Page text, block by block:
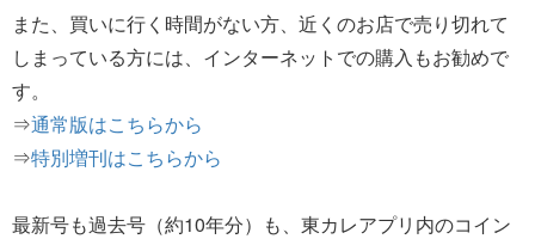
また、買いに行く時間がない方、近くのお店で売り切れて
しまっている方には、インターネットでの購入もお勧めで
す。
⇒通常版はこちらから
⇒特別増刊はこちらから
最新号も過去号（約10年分）も、東カレアプリ内のコイン